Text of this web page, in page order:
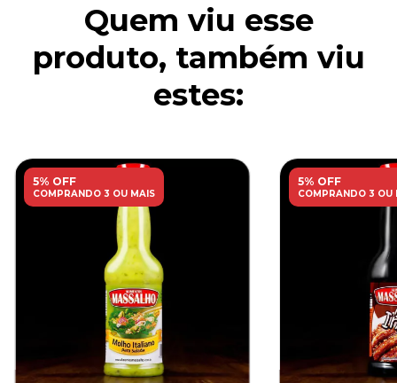
Quem viu esse
produto, também viu
estes:
5% OFF
COMPRANDO 3 OU MAIS
5% OFF
COMPRANDO 3 OU